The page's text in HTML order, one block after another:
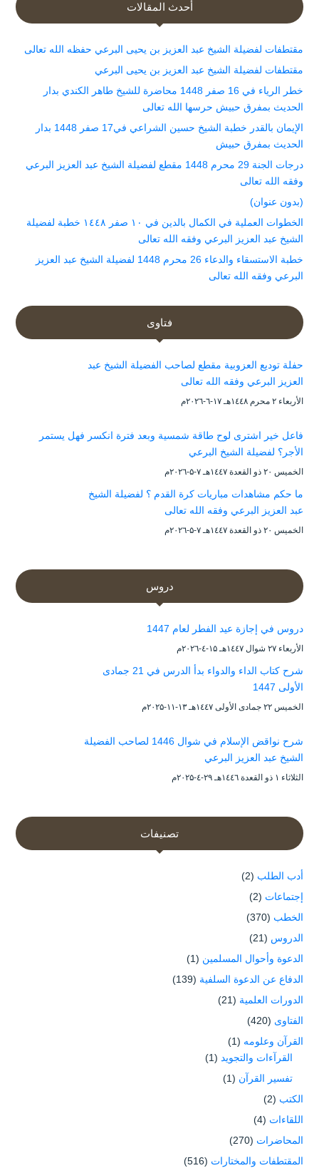
أحدث المقالات
مقتطفات لفضيلة الشيخ عبد العزيز بن يحيى البرعي حفظه الله تعالى
مقتطفات لفضيلة الشيخ عبد العزيز بن يحيى البرعي
خطر الرياء في 16 صفر 1448 محاضرة للشيخ طاهر الكندي بدار
الحديث بمفرق حبيش حرسها الله تعالى
الإيمان بالقدر خطبة الشيخ حسين الشراعي في17 صفر 1448 بدار
الحديث بمفرق حبيش
درجات الجنة 29 محرم 1448 مقطع لفضيلة الشيخ عبد العزيز البرعي
وفقه الله تعالى
(بدون عنوان)
الخطوات العملية في الكمال بالدين في ١٠ صفر ١٤٤٨ خطبة لفضيلة
الشيخ عبد العزيز البرعي وفقه الله تعالى
خطبة الاستسقاء والدعاء 26 محرم 1448 لفضيلة الشيخ عبد العزيز
البرعي وفقه الله تعالى
فتاوى
حفلة توديع العزوبية مقطع لصاحب الفضيلة الشيخ عبد
العزيز البرعي وفقه الله تعالى
الأربعاء ۲ محرم ۱٤٤۸هـ ۱۷-٦-۲۰۲٦م
فاعل خير اشترى لوح طاقة شمسية وبعد فترة انكسر فهل يستمر
الأجر؟ لفضيلة الشيخ البرعي
الخميس ۲۰ ذو القعدة ۱٤٤۷هـ ۷-۵-۲۰۲٦م
ما حكم مشاهدات مباريات كرة القدم ؟ لفضيلة الشيخ
عبد العزيز البرعي وفقه الله تعالى
الخميس ۲۰ ذو القعدة ۱٤٤۷هـ ۷-۵-۲۰۲٦م
دروس
دروس في إجازة عيد الفطر لعام 1447
الأربعاء ۲۷ شوال ۱٤٤۷هـ ۱۵-٤-۲۰۲٦م
شرح كتاب الداء والدواء بدأ الدرس في 21 جمادى
الأولى 1447
الخميس ۲۲ جمادى الأولى ۱٤٤۷هـ ۱۳-۱۱-۲۰۲۵م
شرح نواقض الإسلام في شوال 1446 لصاحب الفضيلة
الشيخ عبد العزيز البرعي
الثلاثاء ۱ ذو القعدة ۱٤٤٦هـ ۲۹-٤-۲۰۲۵م
تصنيفات
أدب الطلب (2)
إجتماعات (2)
الخطب (370)
الدروس (21)
الدعوة وأحوال المسلمين (1)
الدفاع عن الدعوة السلفية (139)
الدورات العلمية (21)
الفتاوى (420)
القرآن وعلومه (1)
القرآءات والتجويد (1)
تفسير القرآن (1)
الكتب (2)
اللقاءات (4)
المحاضرات (270)
المقتطفات والمختارات (516)